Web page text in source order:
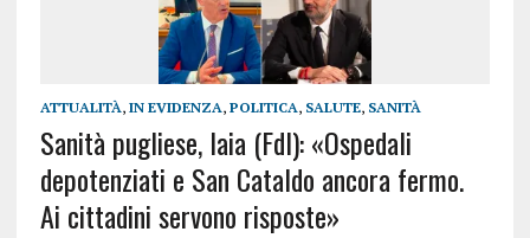
ATTUALITÀ, IN EVIDENZA, POLITICA, SALUTE, SANITÀ
Sanità pugliese, Iaia (FdI): «Ospedali
depotenziati e San Cataldo ancora fermo.
Ai cittadini servono risposte»